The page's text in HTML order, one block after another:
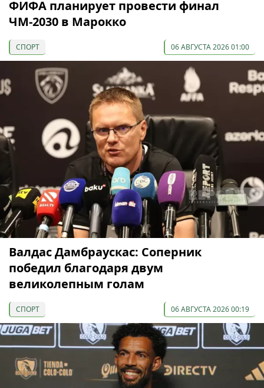
ФИФА планирует провести финал
ЧМ-2030 в Марокко
СПОРТ 06 АВГУСТА 2026 01:00
Валдас Дамбраускас: Соперник
победил благодаря двум
великолепным голам
СПОРТ 06 АВГУСТА 2026 00:19